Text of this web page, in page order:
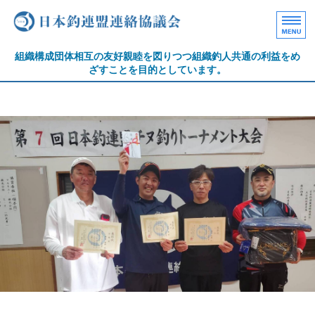
日本釣連盟連絡協議会｜
組織構成団体相互の友好親睦を図りつつ組織釣人共通の利益をめ
ざすことを目的としています。
日本釣連盟協議会について
各種大会結果
魚拓大会記録
サポート協賛社